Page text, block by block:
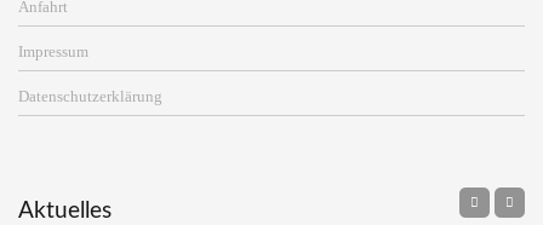
Anfahrt
Impressum
Datenschutzerklärung
Aktuelles